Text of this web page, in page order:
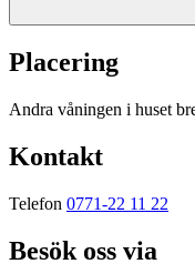
Placering
Andra våningen i huset
Kontakt
Telefon 0771-22 11 22
Besök oss via